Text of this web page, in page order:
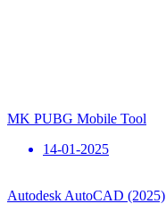
MK PUBG Mobile Tool
14-01-2025
Autodesk AutoCAD (2025)